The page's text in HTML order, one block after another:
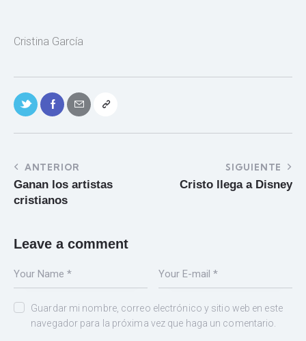
Cristina García
ANTERIOR
Ganan los artistas
cristianos
SIGUIENTE
Cristo llega a Disney
Leave a comment
Guardar mi nombre, correo electrónico y sitio web en este
navegador para la próxima vez que haga un comentario.